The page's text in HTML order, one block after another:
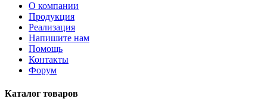
О компании
Продукция
Реализация
Напишите нам
Помощь
Контакты
Форум
Каталог товаров